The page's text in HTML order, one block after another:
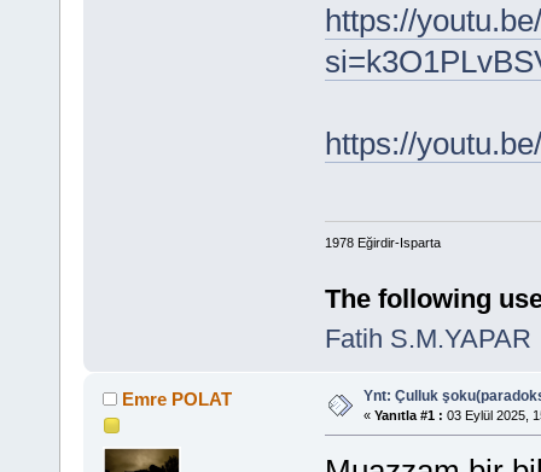
https://
https://
1978 Eğirdir-Isparta
The following
Fatih S.M.YAPAR
Emre POLAT Ynt: Çulluk
« Yanıtla #1 : 03 Eylül 2025,